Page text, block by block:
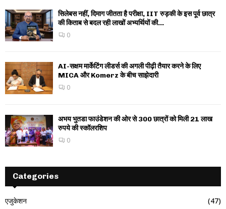
सिलेबस नहीं, दिमाग जीतता है परीक्षा, IIT रुड़की के इस पूर्व छात्र
की किताब से बदल रही लाखों अभ्यर्थियों की...
0
AI-सक्षम मार्केटिंग लीडर्स की अगली पीढ़ी तैयार करने के लिए
MICA और Komerz के बीच साझेदारी
0
अभय भुतडा फाउंडेशन की ओर से 300 छात्रों को मिली 21 लाख
रुपये की स्कॉलरशिप
0
Categories
एजुकेशन (47)